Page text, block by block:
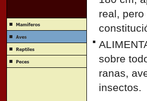
real,
sobre
ranas,
insectos.